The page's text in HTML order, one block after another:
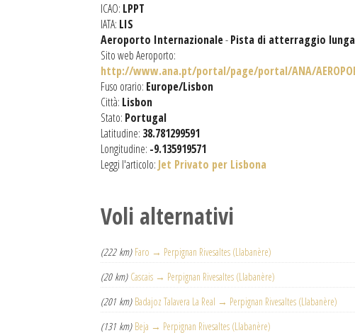
ICAO: LPPT
IATA: LIS
Aeroporto Internazionale-Pista di atterraggio lunga
Sito web Aeroporto:
http://www.ana.pt/portal/page/portal/ANA/
Fuso orario: Europe/Lisbon
Città: Lisbon
Stato: Portugal
Latitudine: 38.781299591
Longitudine: -9.135919571
Leggi l'articolo: Jet Privato per Lisbona
Voli alternativi
(222 km) Faro → Perpignan Rivesaltes (Llabanère)
(20 km) Cascais → Perpignan Rivesaltes (Llabanère)
(201 km) Badajoz Talavera La Real → Perpignan Rivesaltes (Llabanère)
(131 km) Beja → Perpignan Rivesaltes (Llabanère)